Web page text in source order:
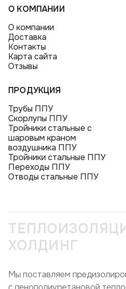
О КОМПАНИИ
О компании
Доставка
Контакты
Карта сайта
Отзывы
ПРОДУКЦИЯ
Трубы ППУ
Скорлупы ППУ
Тройники стальные с
шаровым краном
воздушника ППУ
Тройники стальные ППУ
Переходы ППУ
Отводы стальные ППУ
ХОЛДИНГ
Мы поставляем